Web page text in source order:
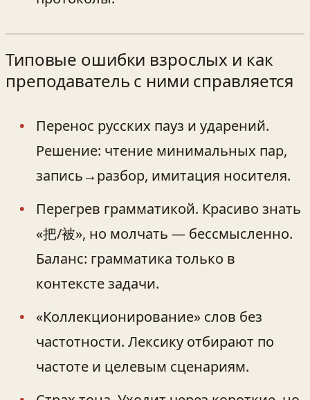
Типовые ошибки взрослых и как
преподаватель с ними справляется
Перенос русских пауз и ударений.
Решение: чтение минимальных пар,
запись→разбор, имитация носителя.
Перегрев грамматикой. Красиво знать
«把/被», но молчать — бессмысленно.
Баланс: грамматика только в
контексте задачи.
«Коллекционирование» слов без
частотности. Лексику отбирают по
частоте и целевым сценариям.